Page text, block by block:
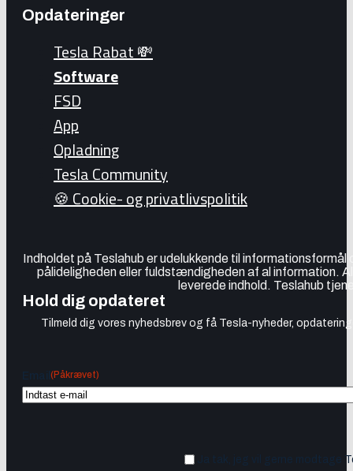
Opdateringer
Tesla Rabat 💸
Software
FSD
App
Opladning
Tesla Community
🍪 Cookie- og privatlivspolitik
Indholdet på Teslahub er udelukkende til
pålideligheden eller fuldstændigheden af al information.
leverede indhold. Teslahub
Hold dig opdateret
Tilmeld dig vores nyhedsbrev og få Tesla-nyheder,
(Påkrævet)
Ja tak, jeg vil gerne modtage